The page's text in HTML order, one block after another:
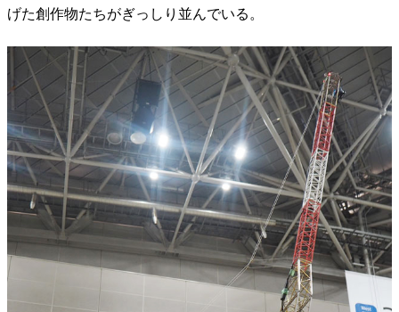
げた創作物たちがぎっしり並んでいる。